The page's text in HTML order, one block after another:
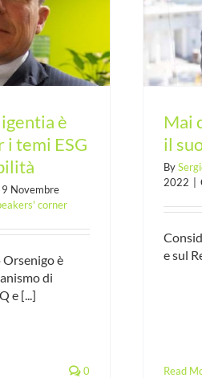
è
i temi ESG
9 Novembre
corner
Orsenigo è
di
e [...]
0
all’oste se il suo vino
è buono!
Mai
il
By
2022
e sul
Read